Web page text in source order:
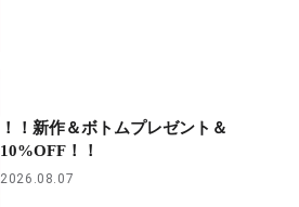
！！新作＆ボトムプレゼント＆
10%OFF！！
2026.08.07